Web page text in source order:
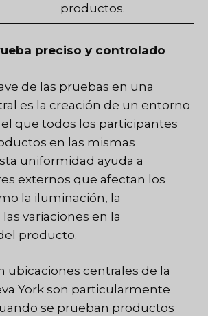
productos.
preciso y controlado
de las pruebas en una
es la creación de un entorno
que todos los participantes
en las mismas
uniformidad ayuda a
externos que afectan los
la iluminación, la
variaciones en la
producto.
ubicaciones centrales de la
York son particularmente
se prueban productos